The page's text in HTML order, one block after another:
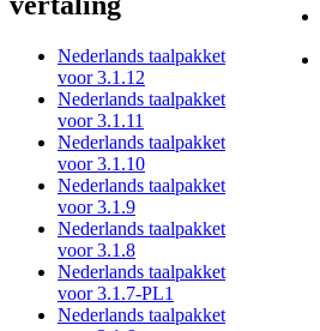
Nederlands taalpakket
voor 3.1.12
Nederlands taalpakket
voor 3.1.11
Nederlands taalpakket
voor 3.1.10
Nederlands taalpakket
voor 3.1.9
Nederlands taalpakket
voor 3.1.8
Nederlands taalpakket
voor 3.1.7-PL1
Nederlands taalpakket